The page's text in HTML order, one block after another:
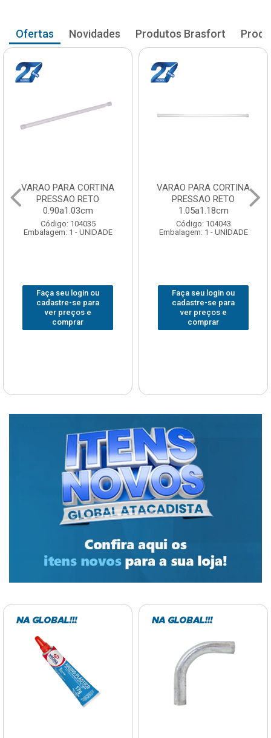
Ofertas Novidades Produtos Brasfort
VARAO PARA CORTINA
PRESSAO RETO
0.90a1.03cm
Código: 104035
Embalagem: 1 - UNIDADE
Faça seu login ou
cadastre-se para
ver preços e
comprar
VARAO PARA CORTINA
PRESSAO RETO
1.05a1.18cm
Código: 104043
Embalagem: 1 - UNIDADE
Faça seu login ou
cadastre-se para
ver preços e
comprar